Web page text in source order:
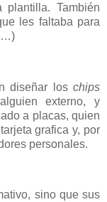
También
les faltaba para
diseñar los chips
externo, y
a placas, quien
grafica y, por
personales.
sino que sus